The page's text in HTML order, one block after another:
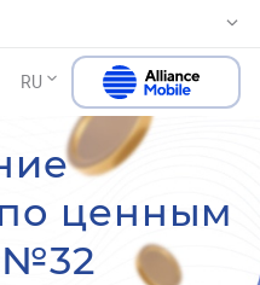
RU
ценным
№32